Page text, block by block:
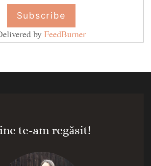
by FeedBurner
te-am regăsit!